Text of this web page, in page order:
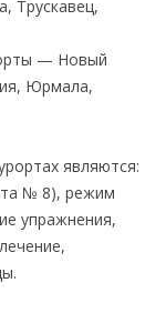
Трускавец,
— Новый
Юрмала,
являются:
№ 8), режим
упражнения,